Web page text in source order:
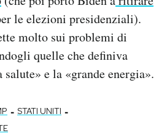
le elezioni presidenziali).
molto sui problemi di
quelle che definiva
e la «grande energia».
- STATI UNITI -